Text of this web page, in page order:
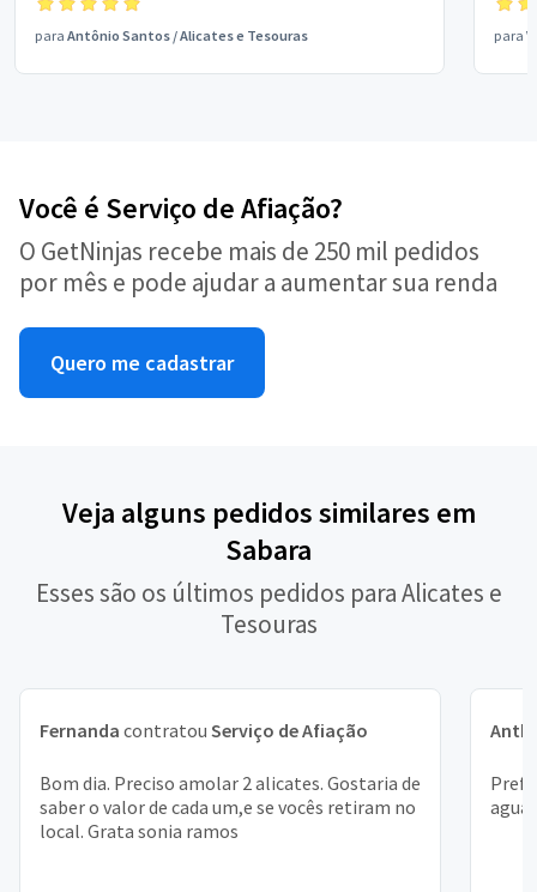
para Antônio Santos /Alicates e Tesouras para
Você é Serviço de Afiação?
O GetNinjas recebe mais de 250 mil pedidos
por mês e pode ajudar a aumentar sua renda
Quero me cadastrar
Veja alguns pedidos similares em
Sabara
Esses são os últimos pedidos para Alicates e
Tesouras
Fernanda contratou Serviço de Afiação
Bom dia. Preciso amolar 2 alicates. Gostaria de
saber o valor de cada um,e se vocês retiram no
local. Grata sonia ramos
agua